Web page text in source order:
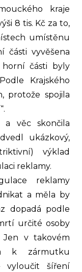
kraje
8 tis. Kč za to,
umístěnu
části vyvěšena
části byly
Krajského
protože spojila
a věc skončila
ukázkový,
výklad
reklamy.
reklamy
a měla by
dopadá podle
určité osoby
Jen v takovém
k zármutku
vyloučit šíření